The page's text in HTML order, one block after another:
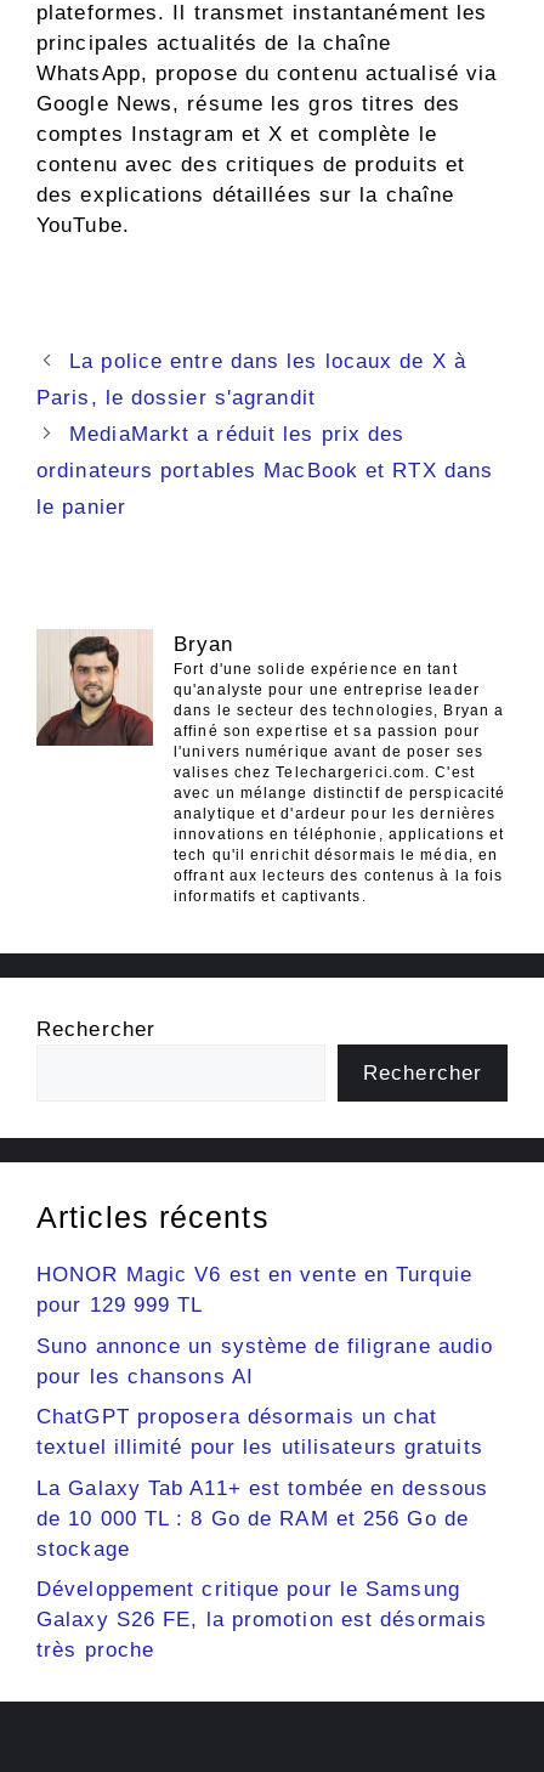
plateformes. Il transmet instantanément les
principales actualités de la chaîne
WhatsApp, propose du contenu actualisé via
Google News, résume les gros titres des
comptes Instagram et X et complète le
contenu avec des critiques de produits et
des explications détaillées sur la chaîne
YouTube.
Navigation
des
La police entre dans les locaux de X à
Paris, le dossier s'agrandit
MediaMarkt a réduit les prix des
ordinateurs portables MacBook et RTX dans
le panier
Bryan
Fort d'une solide expérience en tant
qu'analyste pour une entreprise leader
dans le secteur des technologies, Bryan a
affiné son expertise et sa passion pour
l'univers numérique avant de poser ses
valises chez Telechargerici.com. C'est
avec un mélange distinctif de perspicacité
analytique et d'ardeur pour les dernières
innovations en téléphonie, applications et
tech qu'il enrichit désormais le média, en
offrant aux lecteurs des contenus à la fois
informatifs et captivants.
Rechercher
Rechercher
Articles récents
HONOR Magic V6 est en vente en Turquie
pour 129 999 TL
Suno annonce un système de filigrane audio
pour les chansons AI
ChatGPT proposera désormais un chat
textuel illimité pour les utilisateurs gratuits
La Galaxy Tab A11+ est tombée en dessous
de 10 000 TL : 8 Go de RAM et 256 Go de
stockage
Développement critique pour le Samsung
Galaxy S26 FE, la promotion est désormais
très proche